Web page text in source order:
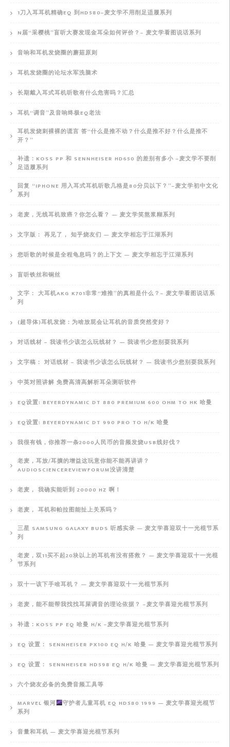
1刀入耳耳机精确EQ 到HD580–麦文学不用削足适履系列
N届“采樱桃”盲听大赛发现金耳朵如何评价？– 麦文学看图说话系列
音响和耳机发烧圈的蘑菇原则
耳机发烧圈的论坛水军洗脑术
长期戴入耳式耳机听歌有什么危害吗？汇总
耳机“调音”及音响终极EQ老法
耳机发烧刺裸裸的谎言 答“什么是推不动？什么是推不好？什么是推不
开？”
补遗：KOSS PP 和 SENNHEISER HD650 的差别有多小 –麦文学不要削
足适履系列
回复 “IPHONE 用入耳式耳机听歌几格是80分贝以下？”–麦文学初中文化
系列
老麦，无线耳机致癌？你怎么看？ — 麦文学笑熬浆糊系列
文字版： 再见了， 知乎烧友们 — 麦文学相忘于江湖系列
您听歌的时候是全程龟息吗？的上下文 — 麦文学相忘于江湖系列
盲听铁丝和铜丝
文字： 大耳机AKG K701非常“难推”的真相是什么？– 麦文学看图说话系
列
(超导体)耳机发烧：为啥放屁会让耳机的音质突然变好？
对话线材 – 我读书少该怎么玩线材？ — 我读书少您别耍我系列
文字稿： 对话线材 – 我读书少该怎么玩线材？ — 我读书少您别耍我系列
中英对照讲解 免费高清高解析耳朵测听软件
EQ设置: BEYERDYNAMIC DT 880 PREMIUM 600 OHM TO HK 哈曼
EQ设置: BEYERDYNAMIC DT 990 PRO TO H/K 哈曼
我很有钱，你推荐一条2000人民币的音频发烧USB线好伐？
老麦，耳放/耳擴的增益这玩意你能不能再讲讲？
AUDIOSCIENCEREVIEWFORUM没讲清楚
老麦， 我确实能听到 20000 HZ 啊！
老麦， 耳机和帕拉图能扯上关系吗？
三星 SAMSUNG GALAXY BUDS 听感实录 — 麦文学喜迎双十一光棍节系
列
老麦，双11买不起20块以上的耳机有没有搭救？ — 麦文学喜迎双十一光棍
节系列
双十一该下手啥耳机？ — 麦文学喜迎双十一光棍节系列
老麦，能不能帮我找找耳屎调音的理论依据？ –麦文学喜迎光棍节系列
补遗：KOSS PP EQ 哈曼 H/K –麦文学喜迎光棍节系列
EQ 设置： SENNHEISER PX100 EQ H/K 哈曼 — 麦文学喜迎光棍节系列
EQ 设置： SENNHEISER HD598 EQ H/K 哈曼 — 麦文学喜迎光棍节系列
六个烧友必备的免费音频工具等
MARVEL 银河
守护者儿童耳机 EQ HD580 1999 — 麦文学喜迎光棍节
系列
音量和耳机 — 麦文学喜迎光棍节系列